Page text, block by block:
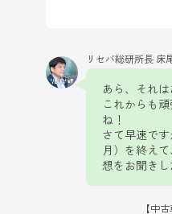
リセバ総研所長 床
あら、それは
これからも
ね！
さて早速で
月）を終え
想をお聞き
【中